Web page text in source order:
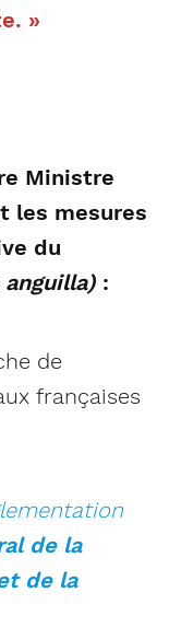
»
Ministre
les mesures
du
anguilla) :
de
françaises
de la
de la